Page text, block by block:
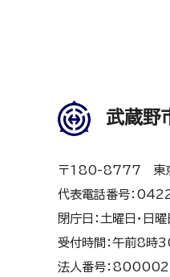
武蔵野
〒180-8777 東
代表電話番号：
閉庁日：土曜日・日
受付時間：午前8時
法人番号：